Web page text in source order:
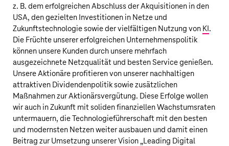
z. B. dem erfolgreichen Abschluss der Akquisitionen in den
USA, den gezielten Investitionen in Netze und
Zukunftstechnologie sowie der vielfältigen Nutzung von KI .
Die Früchte unserer erfolgreichen Unternehmenspolitik
können unsere Kunden durch unsere mehrfach
ausgezeichnete Netzqualität und besten Service genießen.
Unsere Aktionäre profitieren von unserer nachhaltigen
attraktiven Dividendenpolitik sowie zusätzlichen
Maßnahmen zur Aktionärsvergütung. Diese Erfolge wollen
wir auch in Zukunft mit soliden finanziellen Wachstumsraten
untermauern, die Technologieführerschaft mit den besten
und modernsten Netzen weiter ausbauen und damit einen
Beitrag zur Umsetzung unserer Vision „Leading Digital